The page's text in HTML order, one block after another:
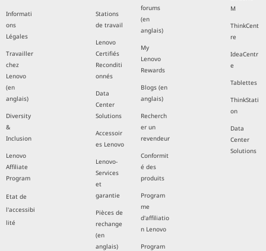
Informati
ons
Légales
Travailler
chez
Lenovo
(en
anglais)
Diversity
&
Inclusion
Lenovo
Affiliate
Program
Etat de
l'accessibi
lité
Stations
de travail
Lenovo
Certifiés
Reconditi
onnés
Data
Center
Solutions
Accessoir
es Lenovo
Lenovo-
Services
et
garantie
Pièces de
rechange
(en
anglais)
forums
(en
anglais)
My
Lenovo
Rewards
Blogs (en
anglais)
Recherch
er un
revendeur
Conformit
é des
produits
Program
me
d'affiliatio
n Lenovo
Program
M
ThinkCent
re
IdeaCentr
e
Tablettes
ThinkStati
on
Data
Center
Solutions